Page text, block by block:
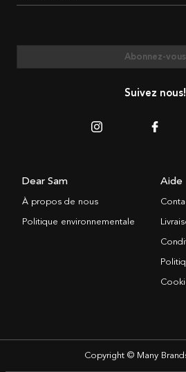
Abonnez-vous
Suivez nous!
Dear Sam
À propos de nous
Politique environnementale
Aide
Copyright © Many